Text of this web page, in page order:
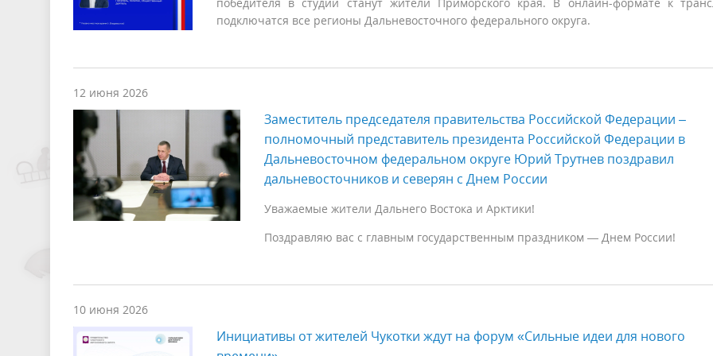
победителя в студии станут жители Приморского края. В онлайн-формате к
подключатся все регионы Дальневосточного федерального округа.
12 июня 2026
Заместитель председателя правительства Российской Федерации –
полномочный представитель президента Российской Федерации в
Дальневосточном федеральном округе Юрий Трутнев поздравил
дальневосточников и северян с Днем России
Уважаемые жители Дальнего Востока и Арктики!
Поздравляю вас с главным государственным праздником — Днем России!
10 июня 2026
Инициативы от жителей Чукотки ждут на форум «Сильные идеи для нового